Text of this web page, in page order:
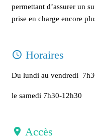
permettant d’assurer un
prise en charge encore
Horaires
Du lundi au vendredi
le samedi 7h30-12h30
Accès